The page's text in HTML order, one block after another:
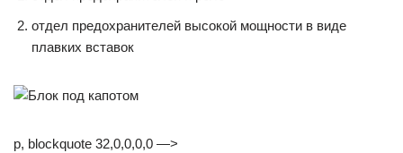
отдел предохранителей высокой мощности в виде
плавких вставок
p, blockquote 32,0,0,0,0 —>